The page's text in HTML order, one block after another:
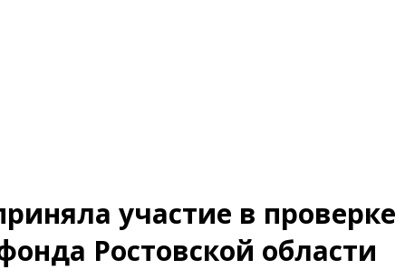
участие в проверке
Ростовской области